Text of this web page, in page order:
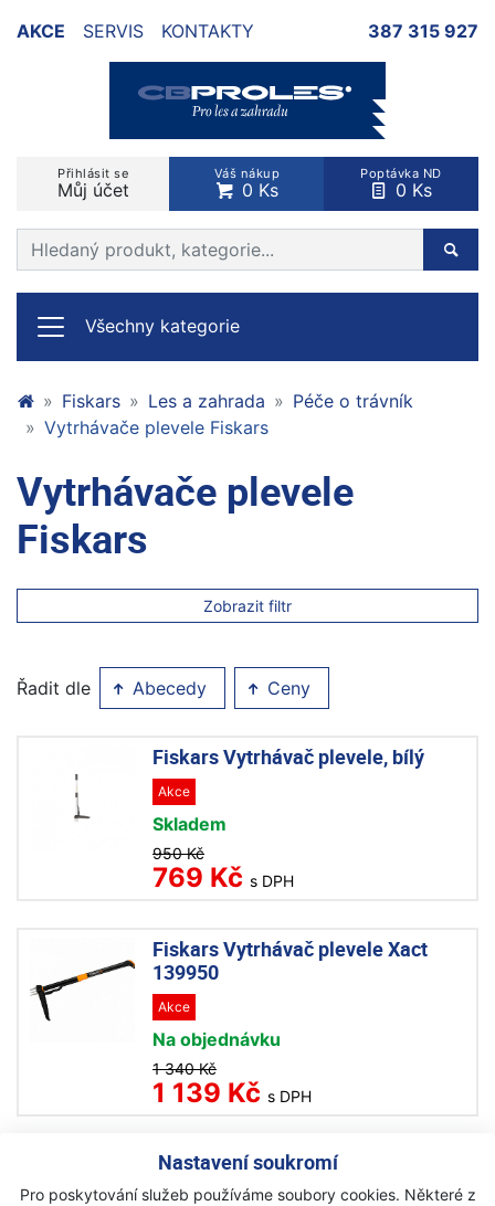
Nastavení soukromí
Pro poskytování služeb používáme soubory cookies. Některé z
AKCE SERVIS KONTAKTY 387 315 927
Přihlásit se
Můj účet
Váš nákup
0 Ks
Poptávka ND
0 Ks
Prohledat web
Všechny kategorie
Fiskars Les a zahrada
Péče o trávník
Vytrhávače plevele Fiskars
Vytrhávače plevele
Fiskars
Zobrazit filtr
Řadit dle Abecedy Ceny
Fiskars Vytrhávač plevele, bílý
Akce
Skladem
950 Kč
769 Kč s DPH
Fiskars Vytrhávač plevele Xact
139950
Akce
Na objednávku
1 340 Kč
1 139 Kč s DPH